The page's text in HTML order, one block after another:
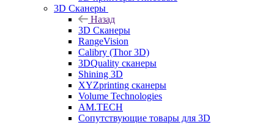
3D Сканеры
Назад
3D Сканеры
RangeVision
Calibry (Thor 3D)
3DQuality сканеры
Shining 3D
XYZprinting сканеры
Volume Technologies
AM.TECH
Сопутствующие товары для 3D